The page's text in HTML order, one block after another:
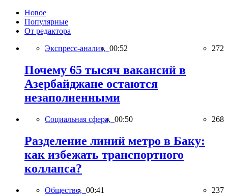
Новое
Популярные
От редактора
Экспресс-анализ, 00:52 272
Почему 65 тысяч вакансий в
Азербайджане остаются
незаполненными
Социальная сфера, 00:50 268
Разделение линий метро в Баку:
как избежать транспортного
коллапса?
Общество, 00:41 237